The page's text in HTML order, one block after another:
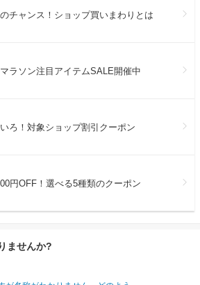
チャンス！ショップ買いまわりとは
ラソン注目アイテムSALE開催中
ろ！対象ショップ割引クーポン
円OFF！選べる5種類のクーポン
ませんか?